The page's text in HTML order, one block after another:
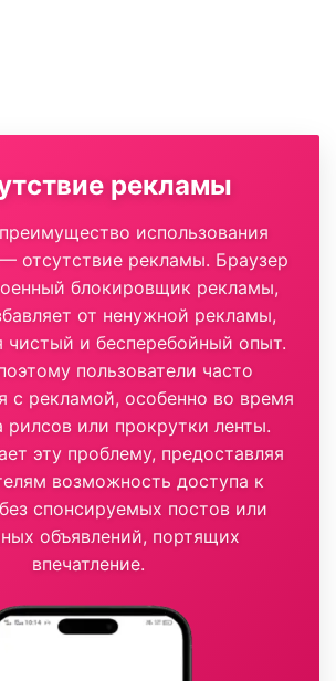
рекламы
использования
отсутствие рекламы. Браузер
блокировщик рекламы,
от ненужной рекламы,
чистый и бесперебойный опыт.
пользователи часто
с рекламой, особенно во время
рилсов или прокрутки ленты.
эту проблему, предоставляя
возможность доступа к
спонсируемых постов или
объявлений, портящих
впечатление.